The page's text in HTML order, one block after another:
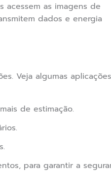
acessem as imagens de
dados e energia
Veja algumas aplicações
de estimação.
para garantir a